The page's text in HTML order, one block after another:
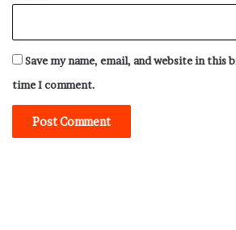
Save my name, email, and website in this
time I comment.